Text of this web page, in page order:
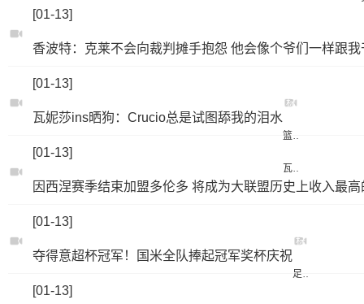
[01-13]
香波特：克莱不会向裁判摊手抱怨 他会像个爷们一样跟我
[01-13]
瓦妮莎ins晒狗：Crucio总是试图舔我的泪水
标
篮球
瓦妮莎
[01-13]
因西涅赛季结束加盟多伦多 将成为大联盟历史上收入最高
[01-13]
夺得意超杯冠军！国米全队捧起冠军奖杯庆祝
标
足球
[01-13]